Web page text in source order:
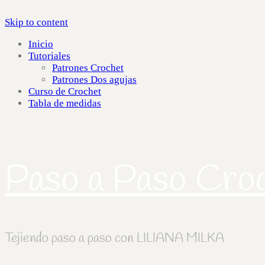
Skip to content
Inicio
Tutoriales
Patrones Crochet
Patrones Dos agujas
Curso de Crochet
Tabla de medidas
Tejiendo paso a paso con LILIANA MILKA